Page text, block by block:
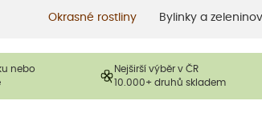
Okrasné rostliny Bylinky a
nebo
Nejširší výběr v ČR
10.000+ druhů skladem